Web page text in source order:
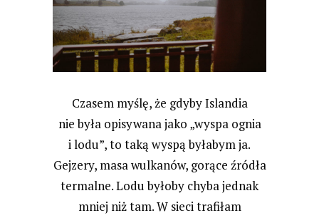
Czasem myślę, że gdyby Islandia
nie była opisywana jako „wyspa ognia
i lodu”, to taką wyspą byłabym ja.
Gejzery, masa wulkanów, gorące źródła
termalne. Lodu byłoby chyba jednak
mniej niż tam.W siecitrafiłam